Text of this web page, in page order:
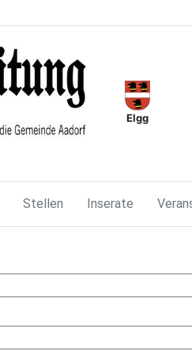
Elgg
Stellen Inserate